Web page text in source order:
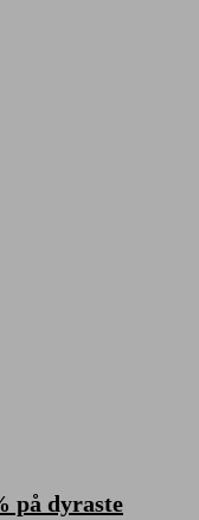
på dyraste